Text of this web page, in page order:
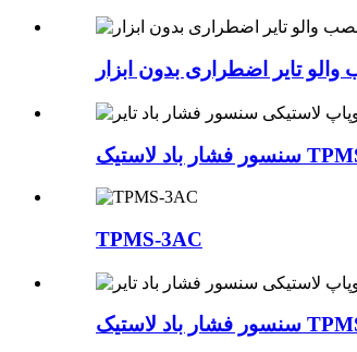
تایر اضطراری بدون ابزار
TPMS-3AC